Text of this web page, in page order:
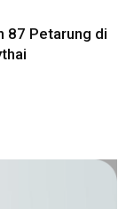
87 Petarung di